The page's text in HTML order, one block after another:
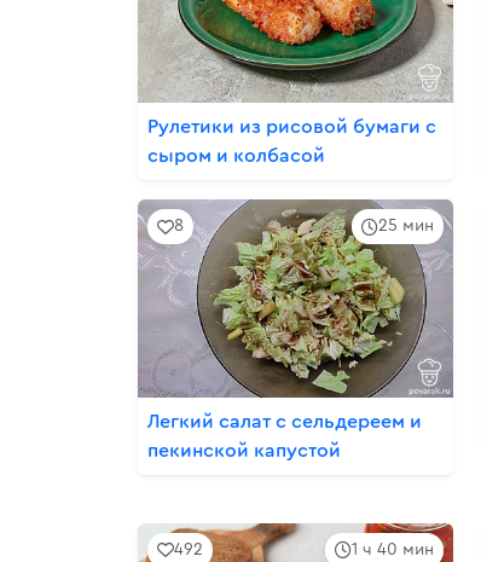
Рулетики из рисовой бумаги с
сыром и колбасой
25 мин
8
Легкий салат с сельдереем и
пекинской капустой
1 ч 40 мин
492